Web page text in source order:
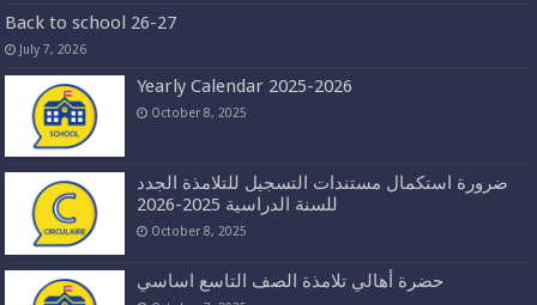
Back to school 26-27
July 7, 2026
Yearly Calendar 2025-2026
October 8, 2025
ضرورة استكمال مستندات التسجيل للتلامذة الجدد
للسنة الدراسية 2025-2026
October 8, 2025
حضرة أهالي تلامذة الصف التاسع اساسي